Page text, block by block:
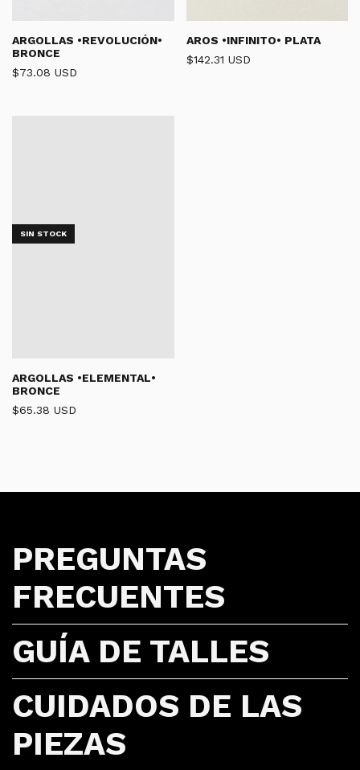
ARGOLLAS •REVOLUCIÓN•
BRONCE
$73.08 USD
AROS •INFINITO• PLATA
$142.31 USD
SIN STOCK
ARGOLLAS •ELEMENTAL•
BRONCE
$65.38 USD
PREGUNTAS
FRECUENTES
GUÍA DE TALLES
CUIDADOS DE LAS
PIEZAS